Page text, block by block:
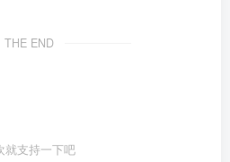
THE END
就支持一下吧